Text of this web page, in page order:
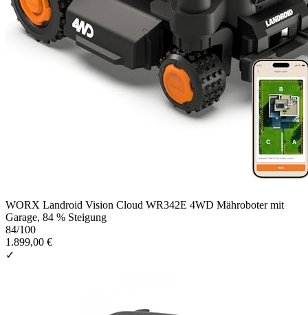
WORX Landroid Vision Cloud WR342E 4WD Mähroboter mit
Garage, 84 % Steigung
84/100
1.899,00 €
✓